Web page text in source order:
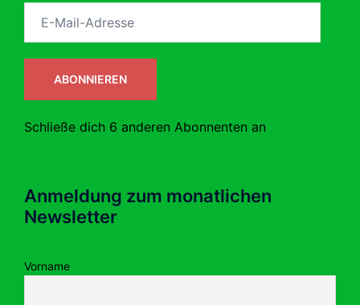
Mail-
ABONNIEREN
Schließe dich 6 anderen Abonnenten an
Anmeldung zum monatlichen
Newsletter
Vorname